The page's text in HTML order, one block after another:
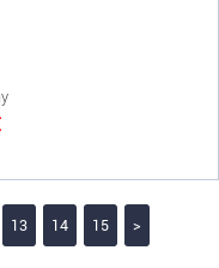
13 14 15 >